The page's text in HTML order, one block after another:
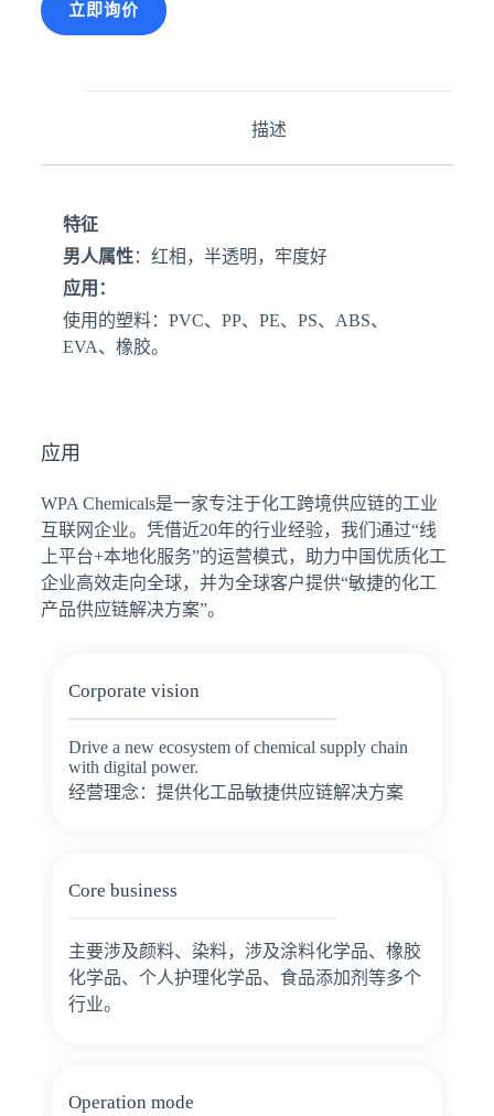
立即询价
描述
特征
男人属性：红相，半透明，牢度好
应用：
使用的塑料：PVC、PP、PE、PS、ABS、
EVA、橡胶。
应用
WPA Chemicals是一家专注于化工跨境供应链的工业
互联网企业。凭借近20年的行业经验，我们通过“线
上平台+本地化服务”的运营模式，助力中国优质化工
企业高效走向全球，并为全球客户提供“敏捷的化工
产品供应链解决方案”。
Corporate vision
Drive a new ecosystem of chemical supply chain
with digital power.
经营理念：提供化工品敏捷供应链解决方案
Core business
主要涉及颜料、染料，涉及涂料化学品、橡胶
化学品、个人护理化学品、食品添加剂等多个
行业。
Operation mode